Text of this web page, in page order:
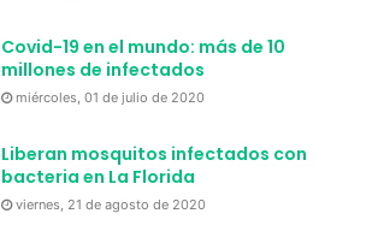
Covid-19 en el mundo: más de 10
millones de infectados
miércoles, 01 de julio de 2020
Liberan mosquitos infectados con
bacteria en La Florida
viernes, 21 de agosto de 2020